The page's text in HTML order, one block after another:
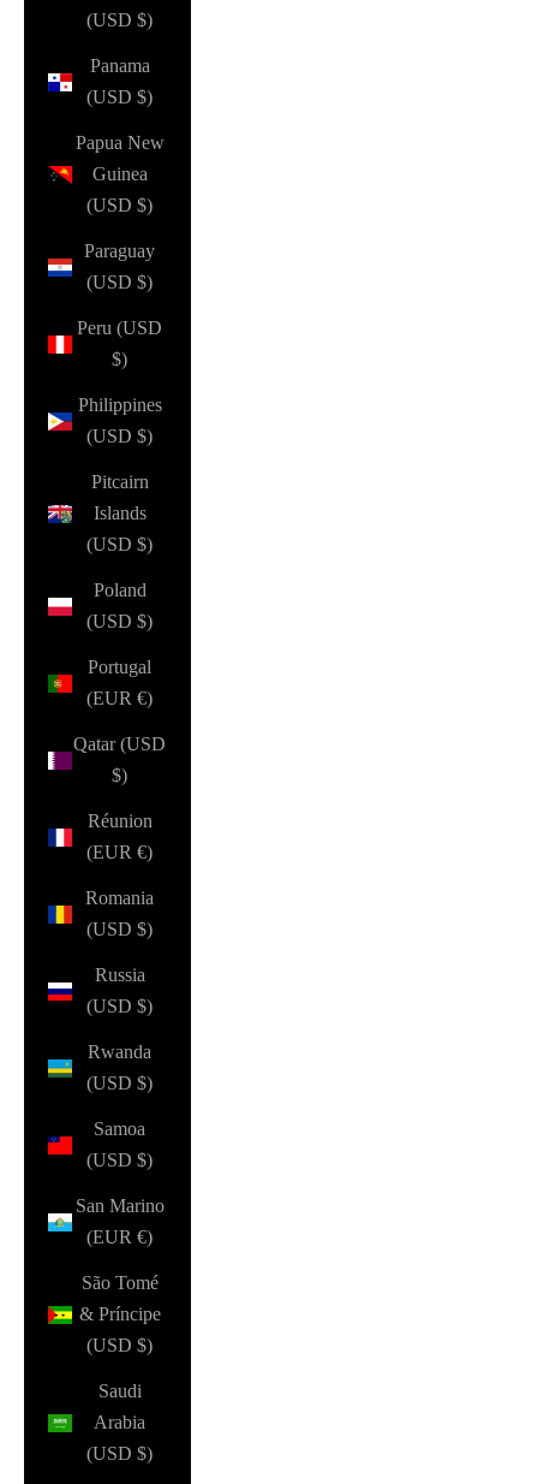
(USD $)
Panama
(USD $)
Papua New
Guinea
(USD $)
Paraguay
(USD $)
Peru (USD
$)
Philippines
(USD $)
Pitcairn
Islands
(USD $)
Poland
(USD $)
Portugal
(EUR €)
Qatar (USD
$)
Réunion
(EUR €)
Romania
(USD $)
Russia
(USD $)
Rwanda
(USD $)
Samoa
(USD $)
San Marino
(EUR €)
São Tomé
& Príncipe
(USD $)
Saudi
Arabia
(USD $)